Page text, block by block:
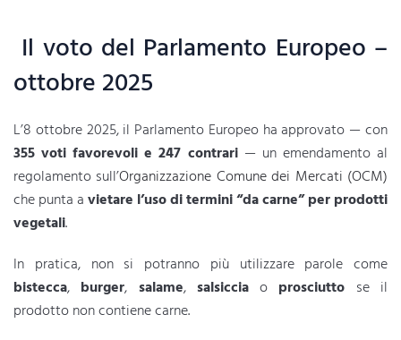
Il voto del Parlamento Europeo –
ottobre 2025
L’8 ottobre 2025, il Parlamento Europeo ha approvato — con
355 voti favorevoli e 247 contrari— un emendamento al
regolamento sull’Organizzazione Comune dei Mercati (OCM)
che punta avietare l’uso di termini “da carne” per prodotti
vegetali.
In pratica, non si potranno più utilizzare parole come
bistecca, burger, salame, salsicciao prosciutto se il
prodotto non contiene carne.